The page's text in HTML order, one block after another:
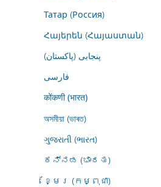
Татар (Россия)
Հայերեն (Հայաստան)
پنجابی (پاکستان)
فارسى
कोंकणी (भारत)
অসমীয়া (ভাৰত)
ગુજરાતી (ભારત)
ಕನ್ನಡ (ಭಾರತ)
ខ្មែរ (កម្ពុជា)